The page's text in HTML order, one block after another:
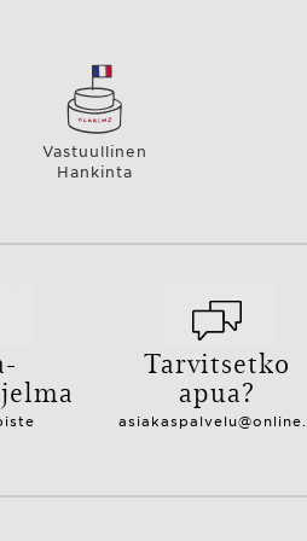
Vastuullinen
Hankinta
Tarvitsetko
apua?